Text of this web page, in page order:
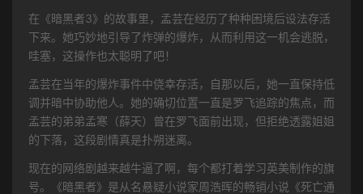
在《暗黑者3》的故事里，孟芸在经历了种种困境后设法存活
下来。她巧妙地引导了炸弹的爆炸，从而利用这一机会逃脱，
哇塞，这操作也太聪明了吧！
孟芸在当年的爆炸事件中侥幸存活，自那以后，她一直保持低
调并暗中协助他人。她的确切位置一直是罗飞追踪的焦点，而
孟芸的弟弟孟寒（薛天）曾在罗飞面前出现，但拒绝透露姐姐
的下落，这段剧情真是扑朔迷离。
现在的网络剧越来越牛逼了啊，每个都打着学习英美制作的旗
号。《暗黑者》是从名悬疑小说家周浩晖的畅销小说《死亡通